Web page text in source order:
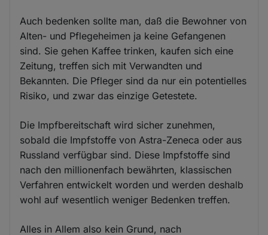
Auch bedenken sollte man, daß die Bewohner von
Alten- und Pflegeheimen ja keine Gefangenen
sind. Sie gehen Kaffee trinken, kaufen sich eine
Zeitung, treffen sich mit Verwandten und
Bekannten. Die Pfleger sind da nur ein potentielles
Risiko, und zwar das einzige Getestete.
Die Impfbereitschaft wird sicher zunehmen,
sobald die Impfstoffe von Astra-Zeneca oder aus
Russland verfügbar sind. Diese Impfstoffe sind
nach den millionenfach bewährten, klassischen
Verfahren entwickelt worden und werden deshalb
wohl auf wesentlich weniger Bedenken treffen.
Alles in Allem also kein Grund, nach